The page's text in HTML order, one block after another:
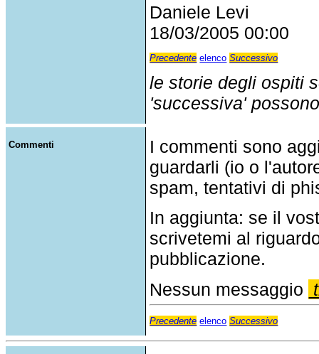
Daniele Levi
18/03/2005 00:00
Precedente elenco Successivo
le storie degli ospiti
'successiva'
Commenti
I commenti sono
guardarli (io o
spam, tentativi di
In aggiunta: se il
scrivetemi al
pubblicazione.
Nessun messaggio
Precedente elenco Successivo